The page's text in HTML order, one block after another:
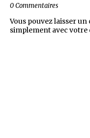
0 Commentaires
Vous pouvez laisser
simplement avec votre